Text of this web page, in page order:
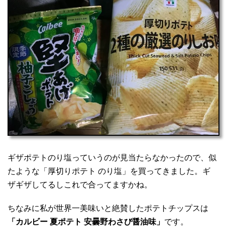
ギザポテトのり塩っていうのが見当たらなかったので、似
たような「厚切りポテト のり塩」を買ってきました。ギ
ザギザしてるしこれで合ってますかね。
ちなみに私が世界一美味いと絶賛したポテトチップスは
「カルビー 夏ポテト 安曇野わさび醤油味」 です。